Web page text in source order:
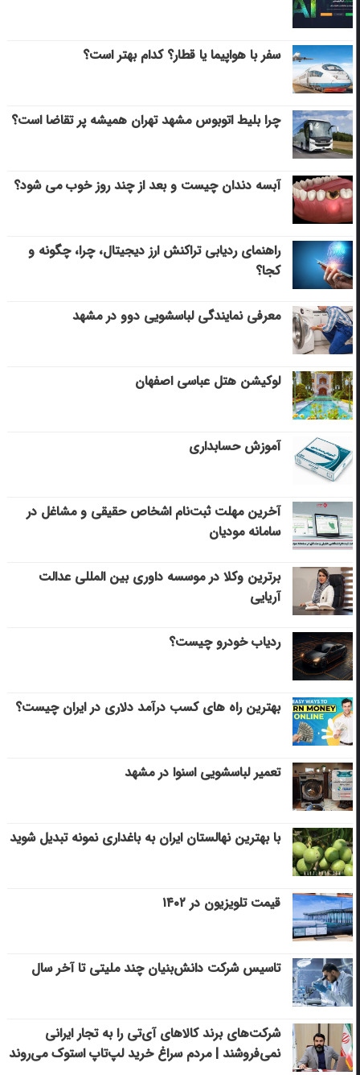
سفر با هواپیما یا قطار؟ کدام بهتر است؟
چرا بلیط اتوبوس مشهد تهران همیشه پر تقاضا است؟
آبسه دندان چیست و بعد از چند روز خوب می‌ شود؟
راهنمای ردیابی تراکنش ارز دیجیتال، چرا، چگونه و
کجا؟
معرفی نمایندگی لباسشویی دوو در مشهد
لوکیشن هتل عباسی اصفهان
آموزش حسابداری
آخرین مهلت ثبت‌نام اشخاص حقیقی و مشاغل در
سامانه مودیان
برترین وکلا در موسسه داوری بین المللی عدالت
آریایی
ردیاب خودرو چیست؟
بهترین راه های کسب درآمد دلاری در ایران چیست؟
تعمیر لباسشویی اسنوا در مشهد
با بهترین نهالستان ایران به باغداری نمونه تبدیل شوید
قیمت تلویزیون در ۱۴۰۲
تاسیس شرکت دانش‌بنیان چند ملیتی تا آخر سال
شرکت‌های برند کالاهای آی‌تی را به تجار ایرانی
نمی‌فروشند | مردم سراغ خرید لپ‌تاپ استوک می‌روند